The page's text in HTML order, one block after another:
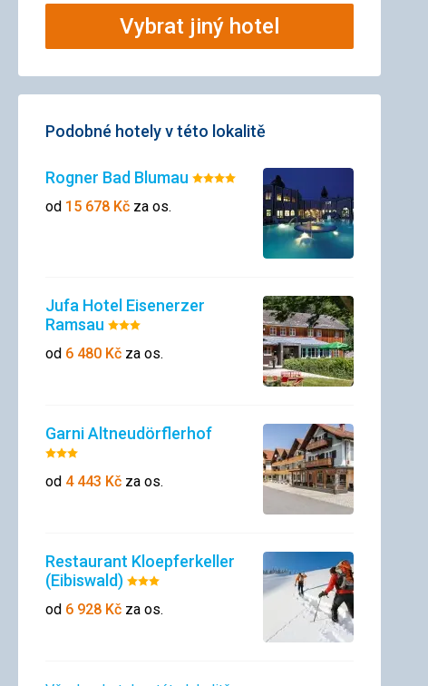
Vybrat jiný hotel
Podobné hotely v této lokalitě
Rogner Bad Blumau Hodnocení:
od 15 678 Kč za os.
Jufa Hotel Eisenerzer
Ramsau Hodnocení:
3/5
od 6 480 Kč za os.
Garni Altneudörflerhof
Hodnocení:
3/5
od 4 443 Kč za os.
Restaurant Kloepferkeller
(Eibiswald)Hodnocení:
3/5
od 6 928 Kč za os.